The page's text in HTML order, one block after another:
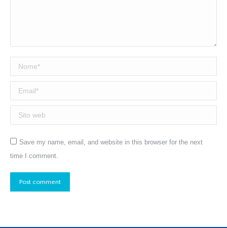
Nome *
Email *
Sito web
Save my name, email, and website in this browser for the next
time I comment.
Post comment